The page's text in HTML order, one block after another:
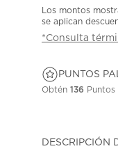
Los montos
se aplican
*Consulta
PUNTOS
Obtén136
DESCRIPCIÓN